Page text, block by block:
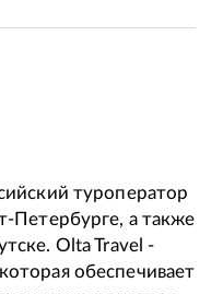
туроператор
Петербурге, а также
Olta Travel -
обеспечивает